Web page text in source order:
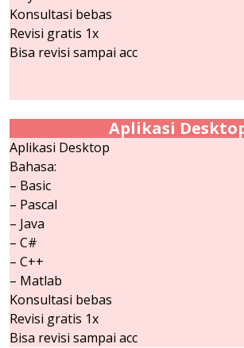
Konsultasi bebas
Revisi gratis 1x
Bisa revisi sampai acc
Aplikasi
Aplikasi Desktop
Bahasa:
– Basic
– Pascal
– Java
– C#
– C++
– Matlab
Konsultasi bebas
Revisi gratis 1x
Bisa revisi sampai acc